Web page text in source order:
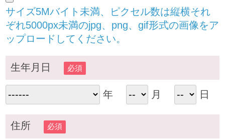
サイズ5Mバイト未満、ピクセル数は縦横それ
ぞれ5000px未満のjpg、png、gif形式の画像をア
ップロードしてください。
生年月日 必須
年 月 日
住所 必須